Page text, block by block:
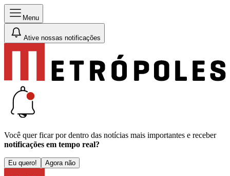
Menu
Ative nossas notificações
Você quer ficar por dentro das notícias mais importantes e receber
notificações em tempo real?
Eu quero! Agora não